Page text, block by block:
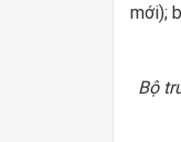
mới);
Bộ